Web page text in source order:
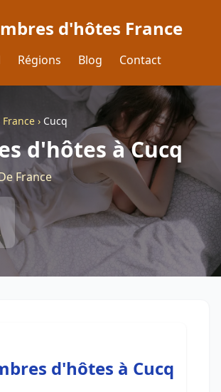
d'hôtes France
Régions Blog Contact
France › Cucq
d'hôtes à Cucq
France
d'hôtes à Cucq